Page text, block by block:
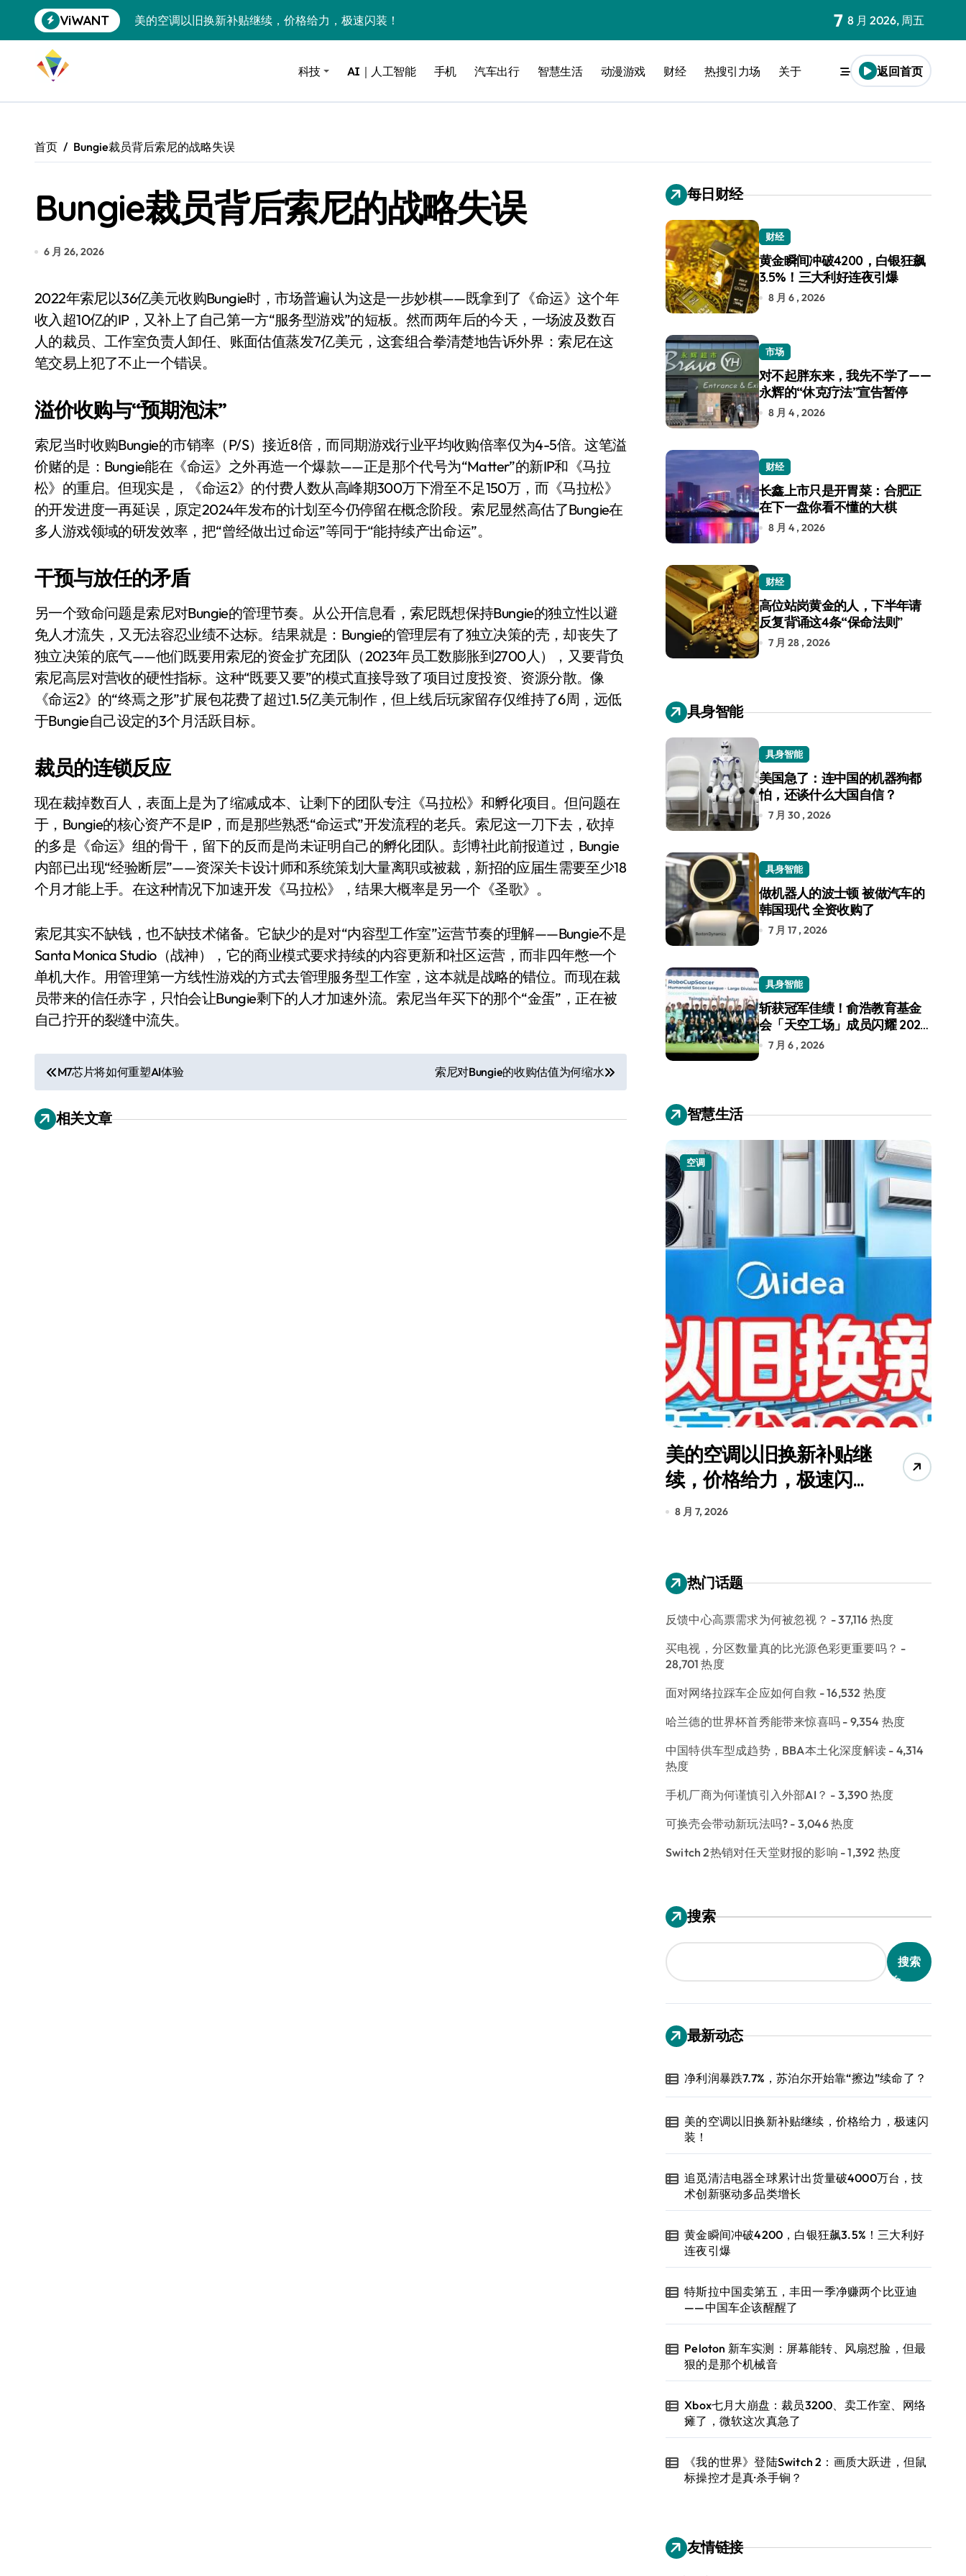
到
ViWANT
美的空调以旧换新补贴继续，价格给力，极速闪装！
黄金瞬间冲破4200，白银狂飙3.5%！三大利好连夜引爆
特斯拉中国卖第五，丰田一季净赚两个比亚迪——中国车企该醒醒了
Xbox七月大崩盘：裁员3200、卖工作室、网络瘫了，微软这次真急了
《我的世界》登陆Switch 2：画质大跃进，但鼠标操控才是真·杀手锏？
谷歌DeepMind创始人辞去CEO，但继续“垂帘听政”？
召回X9、合作大众遇冷、高端梦碎：小鹏的“多事之夏”
比Model 3便宜？不，比Model 3有面儿——试驾雷克萨斯ES 500e
550亿美金！沙特把EA买了，但背了200亿的债
别再用汽车USB给MacBook充电了！老司机教你3招真·快充
花钱买宝马，启动先看蜘蛛侠？”车主怒了：车内不是广告屏！
Windows 11家庭版和专业版，选错真的会后悔吗？
你的U盘格式对了吗？详解exFAT和NTFS的终极对决
维修店最怕的“作死”操作：把手机塞冰箱，你中招了吗？
轻到忽略不计 大疆Mini 2S内录实测，值不值得冲？
对不起胖东来，我先不学了——永辉的“休克疗法”宣告暂停
国际首次！中国钙钛矿探测器太空“开箱”，一边探测射线一边光伏发电
小米涨价！K90跳上3099，小米17标准版逼近4800
长鑫上市只是开胃菜：合肥正在下一盘你看不懂的大棋
复古玩家狂喜：Anbernic第三次复刻GBA SP，情怀拉满
Xbox 360 游戏终于要登 PC，光盘党也能“以盘换数”了？
AirTag 新版到底香不香？一篇帮你避坑+种草
净利润暴跌7.7%，苏泊尔开始靠“擦边”续命了？
7 8 月 2026, 周五
科技 AI｜人工智能 手机 汽车出行 智慧生活 动漫游戏 财经 热搜引力场 关于 返回首页
首页 Bungie裁员背后索尼的战略失误
Bungie裁员背后索尼的战略失误
6 月 26, 2026
2022年索尼以36亿美元收购Bungie时，市场普遍认为这是一步妙棋——既拿到了《命运》这个年
收入超10亿的IP，又补上了自己第一方“服务型游戏”的短板。然而两年后的今天，一场波及数百
人的裁员、工作室负责人卸任、账面估值蒸发7亿美元，这套组合拳清楚地告诉外界：索尼在这
笔交易上犯了不止一个错误。
溢价收购与“预期泡沫”
索尼当时收购Bungie的市销率（P/S）接近8倍，而同期游戏行业平均收购倍率仅为4-5倍。这笔溢
价赌的是：Bungie能在《命运》之外再造一个爆款——正是那个代号为“Matter”的新IP和《马拉
松》的重启。但现实是，《命运2》的付费人数从高峰期300万下滑至不足150万，而《马拉松》
的开发进度一再延误，原定2024年发布的计划至今仍停留在概念阶段。索尼显然高估了Bungie在
多人游戏领域的研发效率，把“曾经做出过命运”等同于“能持续产出命运”。
干预与放任的矛盾
另一个致命问题是索尼对Bungie的管理节奏。从公开信息看，索尼既想保持Bungie的独立性以避
免人才流失，又无法容忍业绩不达标。结果就是：Bungie的管理层有了独立决策的壳，却丧失了
独立决策的底气——他们既要用索尼的资金扩充团队（2023年员工数膨胀到2700人），又要背负
索尼高层对营收的硬性指标。这种“既要又要”的模式直接导致了项目过度投资、资源分散。像
《命运2》的“终焉之形”扩展包花费了超过1.5亿美元制作，但上线后玩家留存仅维持了6周，远低
于Bungie自己设定的3个月活跃目标。
裁员的连锁反应
现在裁掉数百人，表面上是为了缩减成本、让剩下的团队专注《马拉松》和孵化项目。但问题在
于，Bungie的核心资产不是IP，而是那些熟悉“命运式”开发流程的老兵。索尼这一刀下去，砍掉
的多是《命运》组的骨干，留下的反而是尚未证明自己的孵化团队。彭博社此前报道过，Bungie
内部已出现“经验断层”——资深关卡设计师和系统策划大量离职或被裁，新招的应届生需要至少18
个月才能上手。在这种情况下加速开发《马拉松》，结果大概率是另一个《圣歌》。
索尼其实不缺钱，也不缺技术储备。它缺少的是对“内容型工作室”运营节奏的理解——Bungie不是
Santa Monica Studio（战神），它的商业模式要求持续的内容更新和社区运营，而非四年憋一个
单机大作。用管理第一方线性游戏的方式去管理服务型工作室，这本就是战略的错位。而现在裁
员带来的信任赤字，只怕会让Bungie剩下的人才加速外流。索尼当年买下的那个“金蛋”，正在被
自己拧开的裂缝中流失。
文
章
导
M7芯片将如何重塑AI体验 索尼对Bungie的收购估值为何缩水
相关文章
每日财经
财经
黄金瞬间冲破4200，白银狂飙
3.5%！三大利好连夜引爆
8 月 6 , 2026
市场
对不起胖东来，我先不学了——
永辉的“休克疗法”宣告暂停
8 月 4 , 2026
财经
长鑫上市只是开胃菜：合肥正
在下一盘你看不懂的大棋
8 月 4 , 2026
财经
高位站岗黄金的人，下半年请
反复背诵这4条“保命法则”
7 月 28 , 2026
具身智能
具身智能
美国急了：连中国的机器狗都
怕，还谈什么大国自信？
7 月 30 , 2026
具身智能
做机器人的波士顿 被做汽车的
韩国现代 全资收购了
7 月 17 , 2026
具身智能
斩获冠军佳绩！俞浩教育基金
会「天空工场」成员闪耀 2026
RoboCup 机器人世界杯
7 月 6 , 2026
智慧生活
空调
美的空调以旧换新补贴继
续，价格给力，极速闪
装！
8 月 7, 2026
热门话题
反馈中心高票需求为何被忽视？ - 37,116 热度
买电视，分区数量真的比光源色彩更重要吗？ -
28,701 热度
面对网络拉踩车企应如何自救 - 16,532 热度
哈兰德的世界杯首秀能带来惊喜吗 - 9,354 热度
中国特供车型成趋势，BBA本土化深度解读 - 4,314
热度
手机厂商为何谨慎引入外部AI？ - 3,390 热度
可换壳会带动新玩法吗? - 3,046 热度
Switch 2热销对任天堂财报的影响 - 1,392 热度
搜索
搜索
最新动态
净利润暴跌7.7%，苏泊尔开始靠“擦边”续命了？
美的空调以旧换新补贴继续，价格给力，极速闪
装！
追觅清洁电器全球累计出货量破4000万台，技
术创新驱动多品类增长
黄金瞬间冲破4200，白银狂飙3.5%！三大利好
连夜引爆
特斯拉中国卖第五，丰田一季净赚两个比亚迪
——中国车企该醒醒了
Peloton 新车实测：屏幕能转、风扇怼脸，但最
狠的是那个机械音
Xbox七月大崩盘：裁员3200、卖工作室、网络
瘫了，微软这次真急了
《我的世界》登陆Switch 2：画质大跃进，但鼠
标操控才是真·杀手锏？
友情链接